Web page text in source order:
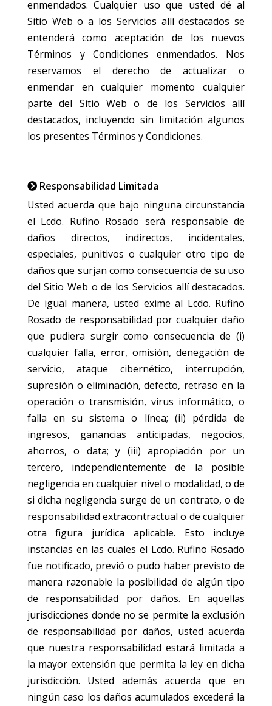
enmendados. Cualquier uso que usted dé al
Sitio Web o a los Servicios allí destacados se
entenderá como aceptación de los nuevos
Términos y Condiciones enmendados. Nos
reservamos el derecho de actualizar o
enmendar en cualquier momento cualquier
parte del Sitio Web o de los Servicios allí
destacados, incluyendo sin limitación algunos
los presentes Términos y Condiciones.
Responsabilidad Limitada
Usted acuerda que bajo ninguna circunstancia
el Lcdo. Rufino Rosado será responsable de
daños directos, indirectos, incidentales,
especiales, punitivos o cualquier otro tipo de
daños que surjan como consecuencia de su uso
del Sitio Web o de los Servicios allí destacados.
De igual manera, usted exime al Lcdo. Rufino
Rosado de responsabilidad por cualquier daño
que pudiera surgir como consecuencia de (i)
cualquier falla, error, omisión, denegación de
servicio, ataque cibernético, interrupción,
supresión o eliminación, defecto, retraso en la
operación o transmisión, virus informático, o
falla en su sistema o línea; (ii) pérdida de
ingresos, ganancias anticipadas, negocios,
ahorros, o data; y (iii) apropiación por un
tercero, independientemente de la posible
negligencia en cualquier nivel o modalidad, o de
si dicha negligencia surge de un contrato, o de
responsabilidad extracontractual o de cualquier
otra figura jurídica aplicable. Esto incluye
instancias en las cuales el Lcdo. Rufino Rosado
fue notificado, previó o pudo haber previsto de
manera razonable la posibilidad de algún tipo
de responsabilidad por daños. En aquellas
jurisdicciones donde no se permite la exclusión
de responsabilidad por daños, usted acuerda
que nuestra responsabilidad estará limitada a
la mayor extensión que permita la ley en dicha
jurisdicción. Usted además acuerda que en
ningún caso los daños acumulados excederá la